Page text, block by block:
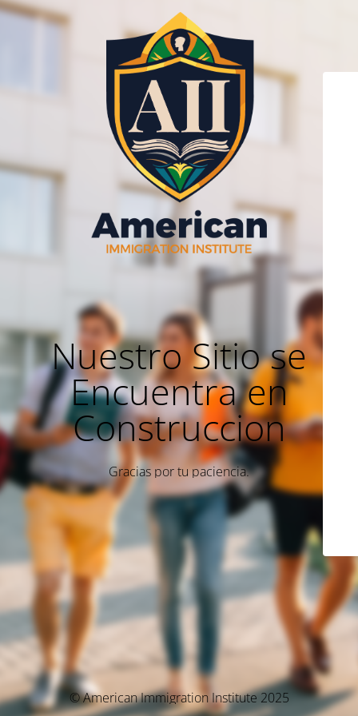
Nuestro Sitio se
Encuentra en
Construccion
Gracias por tu paciencia.
© American Immigration Institute 2025